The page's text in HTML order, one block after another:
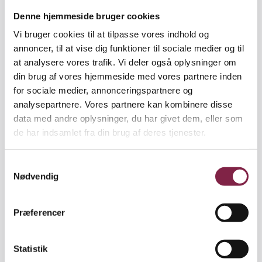
Denne hjemmeside bruger cookies
Vi bruger cookies til at tilpasse vores indhold og
annoncer, til at vise dig funktioner til sociale medier og til
at analysere vores trafik. Vi deler også oplysninger om
din brug af vores hjemmeside med vores partnere inden
for sociale medier, annonceringspartnere og
analysepartnere. Vores partnere kan kombinere disse
data med andre oplysninger, du har givet dem, eller som
de har indsamlet fra din brug af deres tjenester.
Nødvendig
Præferencer
Statistik
kan børnene se det visualiseret udenfor sig selv, om
de har en god eller en dårlig dag. Det er godt, fordi
mange af børnene har svært ved at mærke sig selv,
forklarer Pia Hass.
»Oppe i det ene hjørne af vores store tavle står
hvert barns navn, og så får de en kridtstjerne. Hvis
fortæller os, at det er gået godt. Så er der nogle, der
lykkes med at få fem stjerner, mens andre måske
BELØNNING MOTIVERER